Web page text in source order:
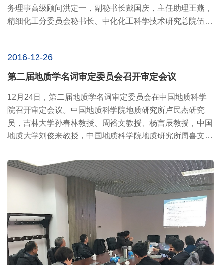
务理事高级顾问洪定一，副秘书长戴国庆，主任助理王燕，
精细化工分委员会秘书长、中化化工科学技术研究总院伍振
2016-12-26
第二届地质学名词审定委员会召开审定会议
12月24日，第二届地质学名词审定委员会在中国地质科学
院召开审定会议。中国地质科学院地质研究所卢民杰研究
员，吉林大学孙春林教授、周裕文教授、杨言辰教授，中国
地质大学刘俊来教授，中国地质科学院地质研究所周喜文研